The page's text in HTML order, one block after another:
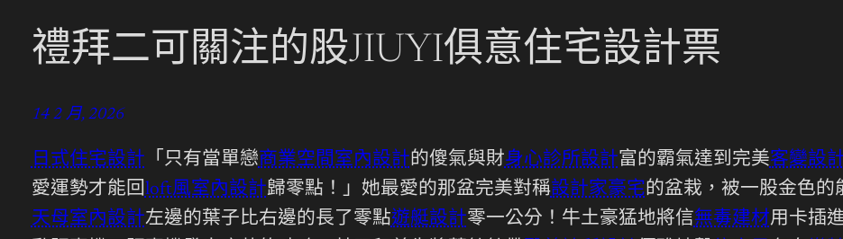
禮拜二可關注的股JIUYI俱意住宅設計票
14 2 月, 2026
日式住宅設計 「只有當單戀商業空間室內設計的傻氣與財身心診所設計富的霸氣達到完美客變設
愛運勢才能回loft風室內設計歸零點！」她最愛的那盆完美對稱設計家豪宅的盆栽，被一股金色的
天母室內設計左邊的葉子比右邊的長了零點遊艇設計零一公分！牛土豪猛地將信無毒建材用卡插